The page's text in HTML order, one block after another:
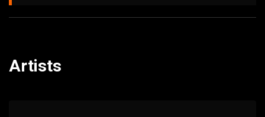
Artists